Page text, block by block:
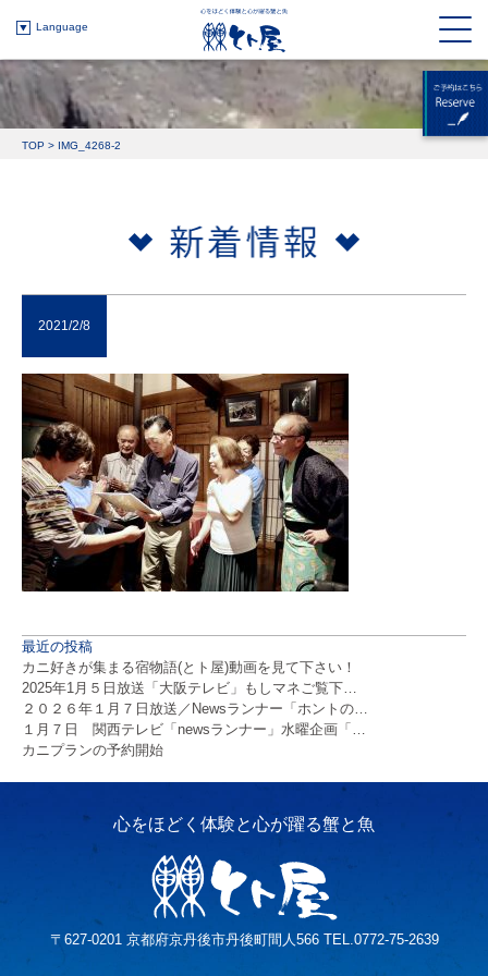
Language
TOP > IMG_4268-2
2021/2/8
最近の投稿
カニ好きが集まる宿物語(とト屋)動画を見て下さい！
2025年1月５日放送「大阪テレビ」もしマネご覧下…
２０２６年１月７日放送／Newsランナー「ホントの…
１月７日 関西テレビ「newsランナー」水曜企画「…
カニプランの予約開始
〒627-0201 京都府京丹後市丹後町間人566 TEL.0772-75-2639